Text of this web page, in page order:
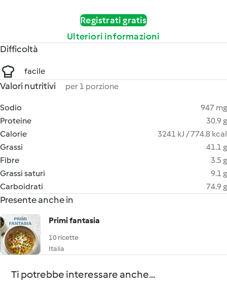
Registrati gratis
Ulteriori informazioni
Difficoltà
facile
Valori nutritivi per 1 porzione
Sodio
947 mg
Proteine
30.9 g
Calorie
3241 kJ / 774.8 kcal
Grassi
41.1 g
Fibre
3.5 g
Grassi saturi
9.1 g
Carboidrati
74.9 g
Presente anche in
Primi fantasia
10 ricette
Italia
Ti potrebbe interessare anche...